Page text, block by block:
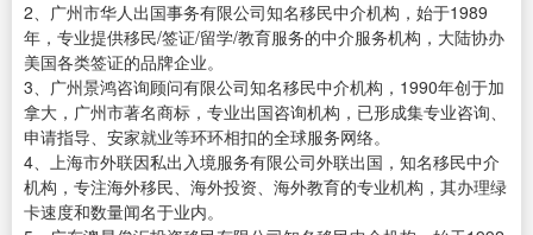
2、广州市华人出国事务有限公司知名移民中介机构，始于1989
年，专业提供移民/签证/留学/教育服务的中介服务机构，大陆协办
美国各类签证的品牌企业。
3、广州景鸿咨询顾问有限公司知名移民中介机构，1990年创于加
拿大，广州市著名商标，专业出国咨询机构，已形成集专业咨询、
申请指导、安家就业等环环相扣的全球服务网络。
4、上海市外联因私出入境服务有限公司外联出国，知名移民中介
机构，专注海外移民、海外投资、海外教育的专业机构，其办理绿
卡速度和数量闻名于业内。